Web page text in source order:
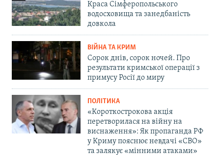
Краса Сімферопольського
водосховища та занедбаність
довкола
ВІЙНА ТА КРИМ
Сорок днів, сорок ночей. Про
результати кримської операції з
примусу Росії до миру
ПОЛІТИКА
«Короткострокова акція
перетворилася на війну на
виснаження»: Як пропаганда РФ
у Криму пояснює невдачі «СВО»
та залякує «мінними атаками»